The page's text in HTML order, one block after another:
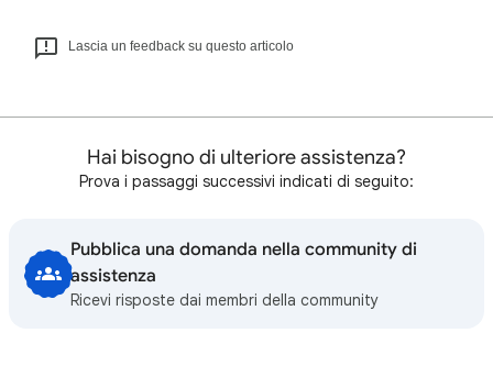
Lascia un feedback su questo articolo
Hai bisogno di ulteriore assistenza?
Prova i passaggi successivi indicati di seguito:
Pubblica una domanda nella community di
assistenza
Ricevi risposte dai membri della community